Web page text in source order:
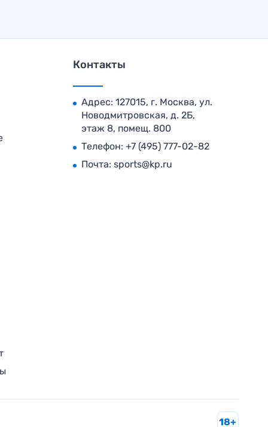
Контакты
Адрес: 127015, г. Москва, ул.
Новодмитровская, д. 2Б,
этаж 8, помещ. 800
Телефон: +7 (495) 777-02-82
Почта: sports@kp.ru
18+